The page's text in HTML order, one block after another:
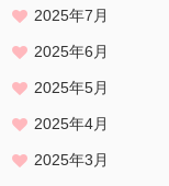
2025年7月
2025年6月
2025年5月
2025年4月
2025年3月